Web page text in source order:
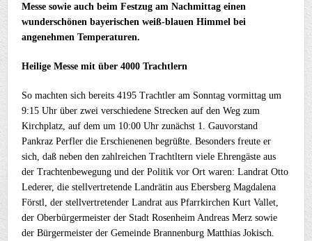
Messe sowie auch beim Festzug am Nachmittag einen
wunderschönen bayerischen weiß-blauen Himmel bei
angenehmen Temperaturen.
Heilige Messe mit über 4000 Trachtlern
So machten sich bereits 4195 Trachtler am Sonntag vormittag um
9:15 Uhr über zwei verschiedene Strecken auf den Weg zum
Kirchplatz, auf dem um 10:00 Uhr zunächst 1. Gauvorstand
Pankraz Perfler die Erschienenen begrüßte. Besonders freute er
sich, daß neben den zahlreichen Trachtltern viele Ehrengäste aus
der Trachtenbewegung und der Politik vor Ort waren: Landrat Otto
Lederer, die stellvertretende Landrätin aus Ebersberg Magdalena
Förstl, der stellvertretender Landrat aus Pfarrkirchen Kurt Vallet,
der Oberbürgermeister der Stadt Rosenheim Andreas Merz sowie
der Bürgermeister der Gemeinde Brannenburg Matthias Jokisch.